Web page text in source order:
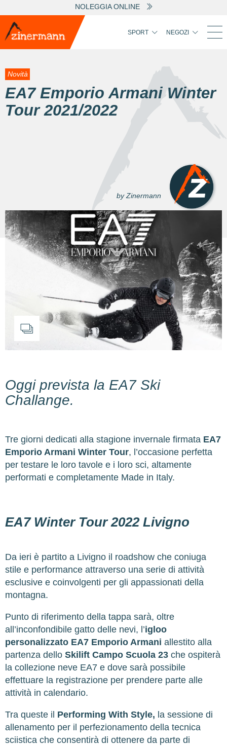
SPORT NEGOZI
NOLEGGIA ONLINE
Novità
EA7 Emporio Armani Winter
Tour 2021/2022
by Zinermann
Oggi prevista la EA7 Ski
Challange.
Tre giorni dedicati alla stagione invernale firmata EA7
Emporio Armani Winter Tour, l’occasione perfetta
per testare le loro tavole e i loro sci, altamente
performati e completamente Made in Italy.
EA7 Winter Tour 2022 Livigno
Da ieri è partito a Livigno il roadshow che coniuga
stile e performance attraverso una serie di attività
esclusive e coinvolgenti per gli appassionati della
montagna.
Punto di riferimento della tappa sarà, oltre
all’inconfondibile gatto delle nevi, l’igloo
personalizzato EA7 Emporio Armani allestito alla
partenza dello Skilift Campo Scuola 23 che ospiterà
la collezione neve EA7 e dove sarà possibile
effettuare la registrazione per prendere parte alle
attività in calendario.
Tra queste il Performing With Style, la sessione di
allenamento per il perfezionamento della tecnica
sciistica che consentirà di ottenere da parte di